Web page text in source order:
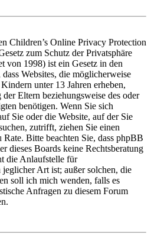
Children’s Online Privacy Protection
zum Schutz der Privatsphäre
von 1998) ist ein Gesetz in den
Websites, die möglicherweise
unter 13 Jahren erheben,
Eltern beziehungsweise des oder
benötigen. Wenn Sie sich
Sie oder die Website, auf der Sie
zutrifft, ziehen Sie einen
Bitte beachten Sie, dass phpBB
dieses Boards keine Rechtsberatung
die Anlaufstelle für
jeglicher Art ist; außer solchen, die
soll ich mich wenden, falls es
Anfragen zu diesem Forum